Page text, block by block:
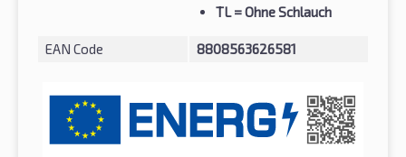
TL= Ohne Schlauch
EAN Code 8808563626581